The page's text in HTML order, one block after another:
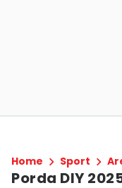
Home Sport
Porda DIY